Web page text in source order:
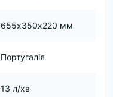
655х350х220 мм
Португалія
13 л/хв